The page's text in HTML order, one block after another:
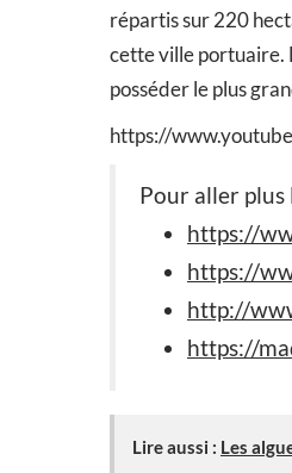
répartis sur 220
cette ville portuaire.
posséder le plus
https://
Pour aller plus
https://
https://
http://
https://
Lire aussi : Les